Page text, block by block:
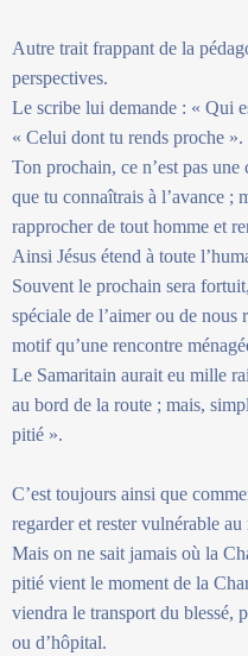
Autre trait frappant de la
perspectives.
Le scribe lui demande : « Qui
« Celui dont tu rends proche ».
Ton prochain, ce n’est pas
que tu connaîtrais à l’avance ;
rapprocher de tout homme et
Ainsi Jésus étend à toute
Souvent le prochain sera
spéciale de l’aimer ou de nous
motif qu’une rencontre
Le Samaritain aurait eu mille
au bord de la route ; mais,
pitié ».
C’est toujours ainsi que
regarder et rester vulnérable
Mais on ne sait jamais où la
pitié vient le moment de la
viendra le transport du blessé,
ou d’hôpital.